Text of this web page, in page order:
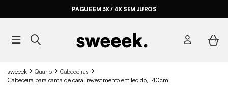
PAGUE EM 3X / 4X SEM JUROS
sweeek Quarto
Cabeceiras
Cabeceira para cama de casal revestimento em tecido, 140cm